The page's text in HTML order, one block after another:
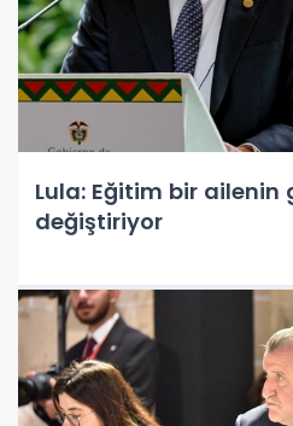
Lula: Eğitim bir ailenin
değiştiriyor